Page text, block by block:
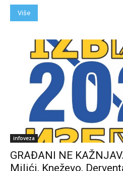
Više
infoveza
GRAĐANI NE
Milići, Kneževo,